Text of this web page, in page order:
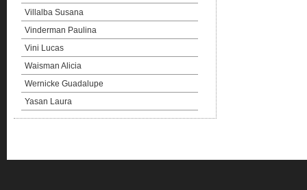
Villalba Susana
Vinderman Paulina
Vini Lucas
Waisman Alicia
Wernicke Guadalupe
Yasan Laura